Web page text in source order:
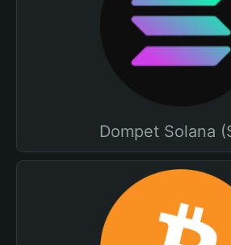
Dompet Solana